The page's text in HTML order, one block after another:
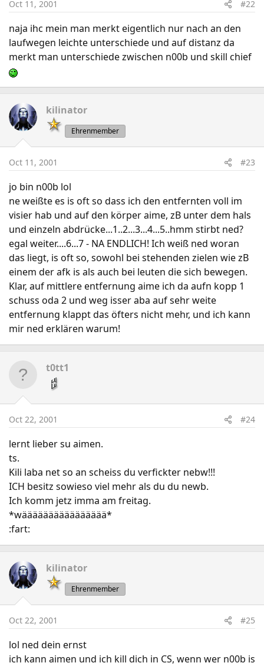
Oct 11, 2001 #22
naja ihc mein man merkt eigentlich nur nach an den
laufwegen leichte unterschiede und auf distanz da
merkt man unterschiede zwischen n00b und skill chief
kilinator
Ehrenmember
Oct 11, 2001 #23
jo bin n00b lol
ne weißte es is oft so dass ich den entfernten voll im
visier hab und auf den körper aime, zB unter dem hals
und einzeln abdrücke...1..2...3...4...5..hmm stirbt ned?
egal weiter....6...7 - NA ENDLICH! Ich weiß ned woran
das liegt, is oft so, sowohl bei stehenden zielen wie zB
einem der afk is als auch bei leuten die sich bewegen.
Klar, auf mittlere entfernung aime ich da aufn kopp 1
schuss oda 2 und weg isser aba auf sehr weite
entfernung klappt das öfters nicht mehr, und ich kann
mir ned erklären warum!
t0tt1
Oct 22, 2001 #24
lernt lieber su aimen.
ts.
Kili laba net so an scheiss du verfickter nebw!!!
ICH besitz sowieso viel mehr als du du newb.
Ich komm jetz imma am freitag.
*wääääääääääääääää*
:fart:
kilinator
Ehrenmember
Oct 22, 2001 #25
lol ned dein ernst
ich kann aimen und ich kill dich in CS, wenn wer n00b is